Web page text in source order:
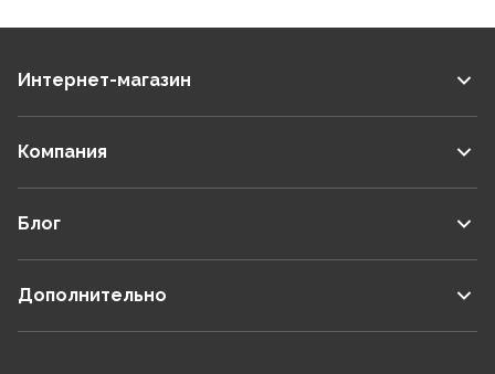
Интернет-магазин
Компания
Блог
Дополнительно